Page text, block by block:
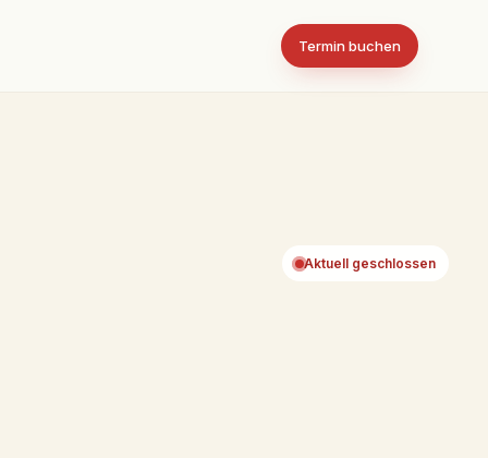
Termin buchen
Aktuell geschlossen